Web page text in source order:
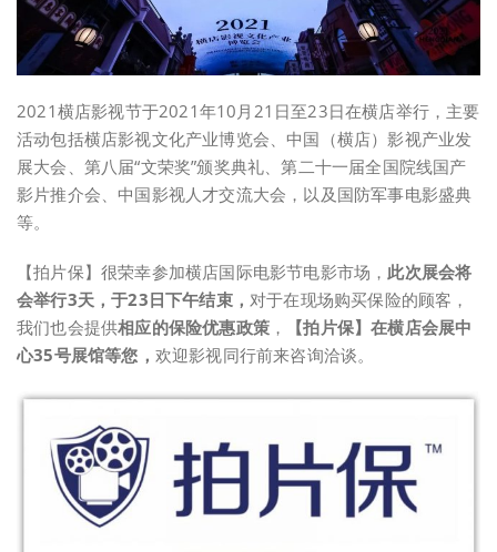
2021横店影视节于2021年10月21日至23日在横店举行，主要
活动包括横店影视文化产业博览会、中国（横店）影视产业发
展大会、第八届“文荣奖”颁奖典礼、第二十一届全国院线国产
影片推介会、中国影视人才交流大会，以及国防军事电影盛典
等。
【拍片保】很荣幸参加横店国际电影节电影市场，此次展会将
会举行3天，于23日下午结束， 对于在现场购买保险的顾客，
我们也会提供相应的保险优惠政策 ， 【拍片保】在横店会展中
心35号展馆等您， 欢迎影视同行前来咨询洽谈。